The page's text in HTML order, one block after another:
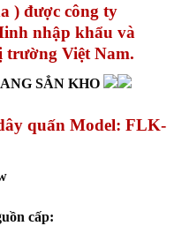
) được công ty
nhập khẩu và
trường Việt Nam.
SẲN KHO️
quấn Model: FLK-
cấp: